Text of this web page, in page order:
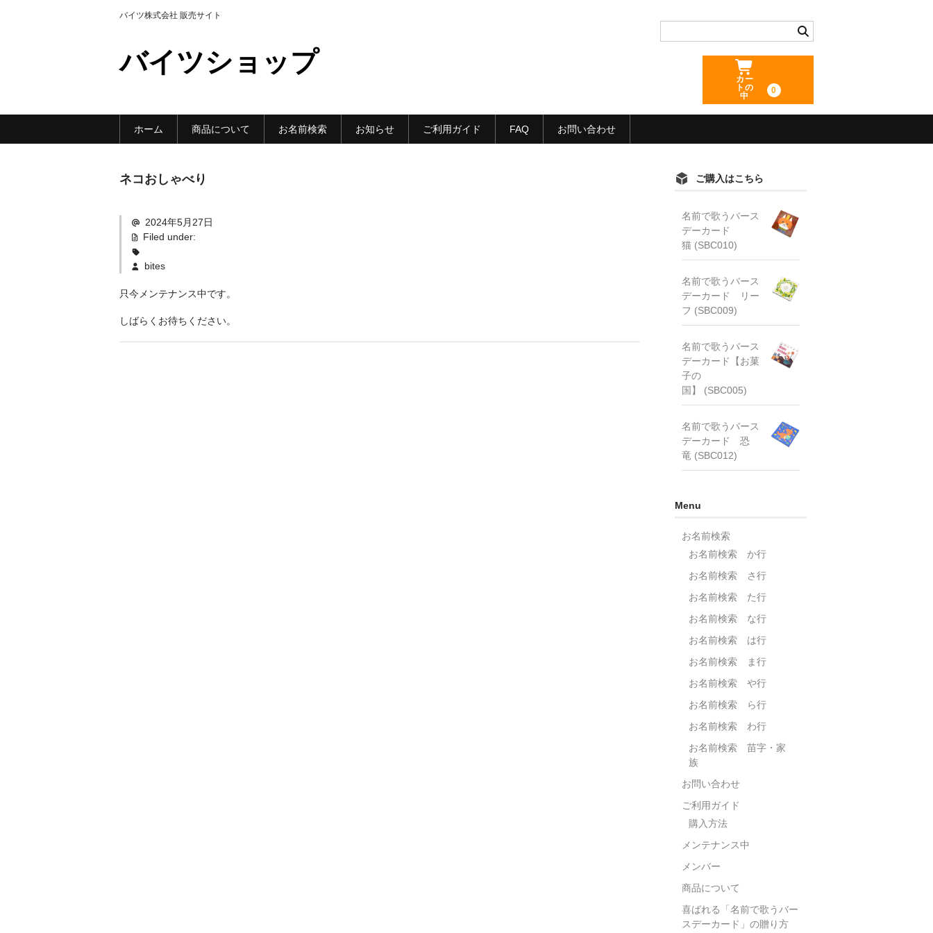
バイツ株式会社 販売サイト
バイツショップ
カー
トの
中
0
ホーム 商品について お名前検索 お知らせ ご利用ガイド FAQ お問い合わせ
ネコおしゃべり
2024年5月27日
Filed under:
bites
只今メンテナンス中です。
しばらくお待ちください。
ご購入はこちら
名前で歌うバース
デーカード
猫 (SBC010)
名前で歌うバース
デーカード リー
フ (SBC009)
名前で歌うバース
デーカード【お菓
子の
国】 (SBC005)
名前で歌うバース
デーカード 恐
竜 (SBC012)
Menu
お名前検索
お名前検索 か行
お名前検索 さ行
お名前検索 た行
お名前検索 な行
お名前検索 は行
お名前検索 ま行
お名前検索 や行
お名前検索 ら行
お名前検索 わ行
お名前検索 苗字・家
族
お問い合わせ
ご利用ガイド
購入方法
メンテナンス中
メンバー
商品について
喜ばれる「名前で歌うバー
スデーカード」の贈り方